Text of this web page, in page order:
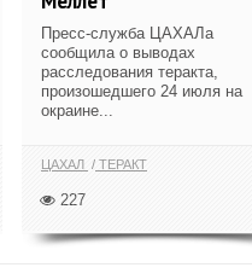
Пресс-служба ЦАХАЛа
сообщила о выводах
расследования теракта,
произошедшего 24 июля на
окраине...
ЦАХАЛ ТЕРАКТ
227